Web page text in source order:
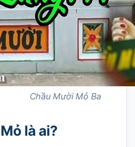
Chầu Mười Mỏ Ba
là ai?